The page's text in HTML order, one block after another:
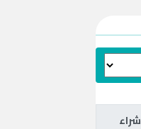
شراء
شراء